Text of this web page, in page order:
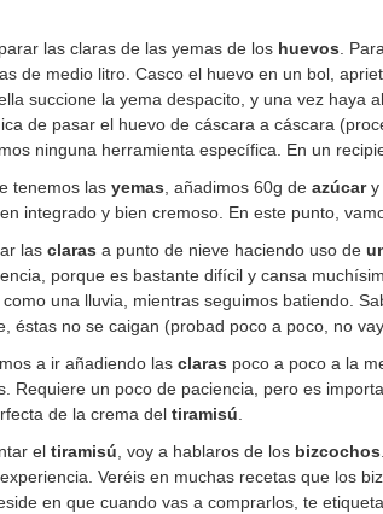
las claras de las yemas de los huevos .
de medio litro. Casco el huevo en un bol,
succione la yema despacito, y una vez haya
de pasar el huevo de cáscara a cáscara
ninguna herramienta específica. En un
tenemos las yemas , añadimos 60g de azúcary
integrado y bien cremoso. En este punto,
las claras a punto de nieve haciendo uso de
porque es bastante difícil y cansa
una lluvia, mientras seguimos batiendo.
éstas no se caigan (probad poco a poco, no
a ir añadiendo las claras poco a poco a la
Requiere un poco de paciencia, pero es
de la crema del tiramisú
el tiramisú , voy a hablaros de los bizcochos
Veréis en muchas recetas que los
en que cuando vas a comprarlos, te